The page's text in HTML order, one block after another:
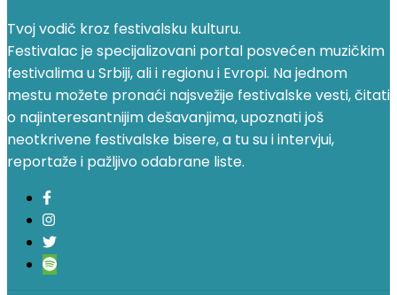
Tvoj vodič kroz festivalsku kulturu.
Festivalac je specijalizovani portal posvećen muzičkim
festivalima u Srbiji, ali i regionu i Evropi. Na jednom
mestu možete pronaći najsvežije festivalske vesti, čitati
o najinteresantnijim dešavanjima, upoznati još
neotkrivene festivalske bisere, a tu su i intervjui,
reportaže i pažljivo odabrane liste.